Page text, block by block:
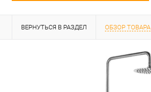
ВЕРНУТЬСЯ В РАЗДЕЛ ОБЗОР ТОВАРА